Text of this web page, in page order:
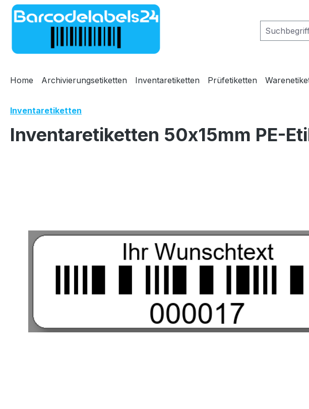
Hauptinhalt springen
Zur Suche springen
Zur Hauptnavigation springen
Home Archivierungsetiketten Inventaretiketten Prüfetiketten
Inventaretiketten
Inventaretiketten 50x15mm PE-